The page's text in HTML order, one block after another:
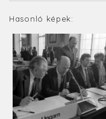
Hasonló képek: